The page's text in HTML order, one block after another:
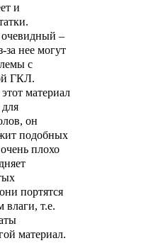
и
–
за нее могут
с
ГКЛ.
материал
он
подобных
плохо
портятся
влаги, т.е.
материал.